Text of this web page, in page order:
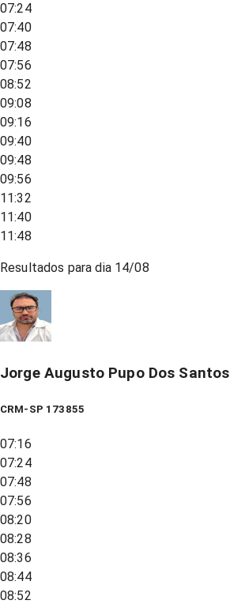
07:24
07:40
07:48
07:56
08:52
09:08
09:16
09:40
09:48
09:56
11:32
11:40
11:48
Resultados para dia 14/08
Jorge Augusto Pupo Dos Santos
CRM-SP 173855
07:16
07:24
07:48
07:56
08:20
08:28
08:36
08:44
08:52